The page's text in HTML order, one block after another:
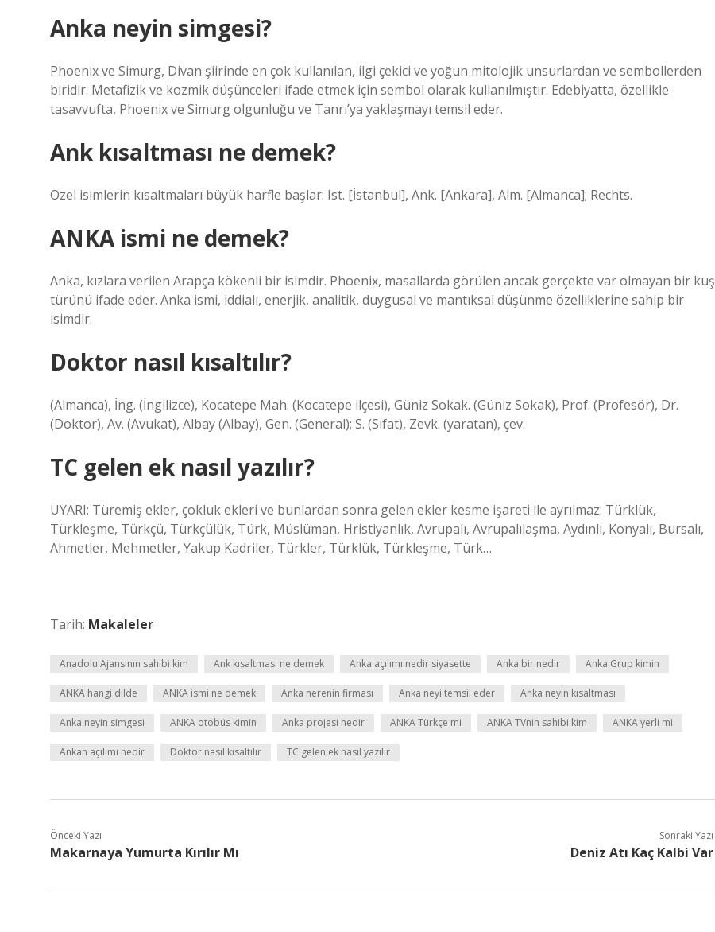
Anka neyin simgesi?
Phoenix ve Simurg, Divan şiirinde en çok kullanılan, ilgi çekici ve yoğun mitolojik unsurlardan ve sembollerden
biridir. Metafizik ve kozmik düşünceleri ifade etmek için sembol olarak kullanılmıştır. Edebiyatta, özellikle
tasavvufta, Phoenix ve Simurg olgunluğu ve Tanrı’ya yaklaşmayı temsil eder.
Ank kısaltması ne demek?
Özel isimlerin kısaltmaları büyük harfle başlar: Ist. [İstanbul], Ank. [Ankara], Alm. [Almanca]; Rechts.
ANKA ismi ne demek?
Anka, kızlara verilen Arapça kökenli bir isimdir. Phoenix, masallarda görülen ancak gerçekte var olmayan bir kuş
türünü ifade eder. Anka ismi, iddialı, enerjik, analitik, duygusal ve mantıksal düşünme özelliklerine sahip bir
isimdir.
Doktor nasıl kısaltılır?
(Almanca), İng. (İngilizce), Kocatepe Mah. (Kocatepe ilçesi), Güniz Sokak. (Güniz Sokak), Prof. (Profesör), Dr.
(Doktor), Av. (Avukat), Albay (Albay), Gen. (General); S. (Sıfat), Zevk. (yaratan), çev.
TC gelen ek nasıl yazılır?
UYARI: Türemiş ekler, çokluk ekleri ve bunlardan sonra gelen ekler kesme işareti ile ayrılmaz: Türklük,
Türkleşme, Türkçü, Türkçülük, Türk, Müslüman, Hristiyanlık, Avrupalı, Avrupalılaşma, Aydınlı, Konyalı, Bursalı,
Ahmetler, Mehmetler, Yakup Kadriler, Türkler, Türklük, Türkleşme, Türk…
Tarih: Makaleler
Anadolu Ajansının sahibi kim Ank kısaltması ne demek Anka açılımı nedir siyasette Anka bir nedir Anka Grup kimin
ANKA hangi dilde ANKA ismi ne demek Anka nerenin firması Anka neyi temsil eder Anka neyin kısaltması
Anka neyin simgesi ANKA otobüs kimin Anka projesi nedir ANKA Türkçe mi ANKA TVnin sahibi kim ANKA yerli mi
Ankan açılımı nedir Doktor nasıl kısaltılır TC gelen ek nasıl yazılır
Önceki Yazı
Makarnaya Yumurta Kırılır Mı
Sonraki Yazı
Deniz Atı Kaç Kalbi Var